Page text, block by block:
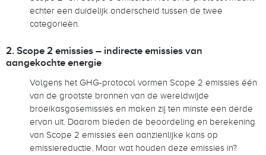
echter een duidelijk onderscheid tussen de twee
categorieën.
2. Scope 2 emissies – indirecte emissies van
aangekochte energie
Volgens het GHG-protocol vormen Scope 2 emissies één
van de grootste bronnen van de wereldwijde
broeikasgasemissies en maken zij ten minste een derde
ervan uit. Daarom bieden de beoordeling en berekening
van Scope 2 emissies een aanzienlijke kans op
emissiereductie. Maar wat houden deze emissies in?